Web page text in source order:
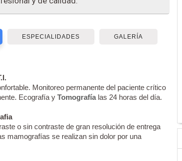
ESPECIALIDADES GALERÍA
Monitoreo permanente del paciente crítico
Ecografía y Tomografíalas 24 horas del día.
o sin contraste de gran resolución de entrega
mamografías se realizan sin dolor por una